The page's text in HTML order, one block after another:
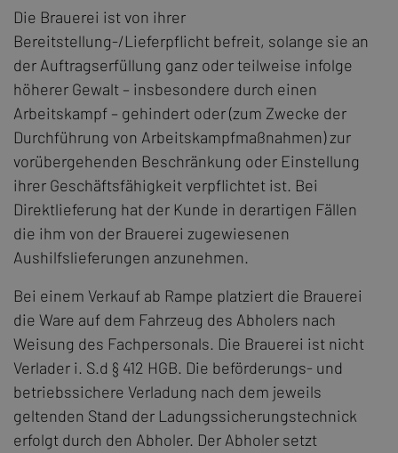
Die Brauerei ist von ihrer
Bereitstellung-/Lieferpflicht befreit, solange sie an
der Auftragserfüllung ganz oder teilweise infolge
höherer Gewalt – insbesondere durch einen
Arbeitskampf – gehindert oder (zum Zwecke der
Durchführung von Arbeitskampfmaßnahmen) zur
vorübergehenden Beschränkung oder Einstellung
ihrer Geschäftsfähigkeit verpflichtet ist. Bei
Direktlieferung hat der Kunde in derartigen Fällen
die ihm von der Brauerei zugewiesenen
Aushilfslieferungen anzunehmen.
Bei einem Verkauf ab Rampe platziert die Brauerei
die Ware auf dem Fahrzeug des Abholers nach
Weisung des Fachpersonals. Die Brauerei ist nicht
Verlader i. S.d § 412 HGB. Die beförderungs- und
betriebssichere Verladung nach dem jeweils
geltenden Stand der Ladungssicherungstechnick
erfolgt durch den Abholer. Der Abholer setzt